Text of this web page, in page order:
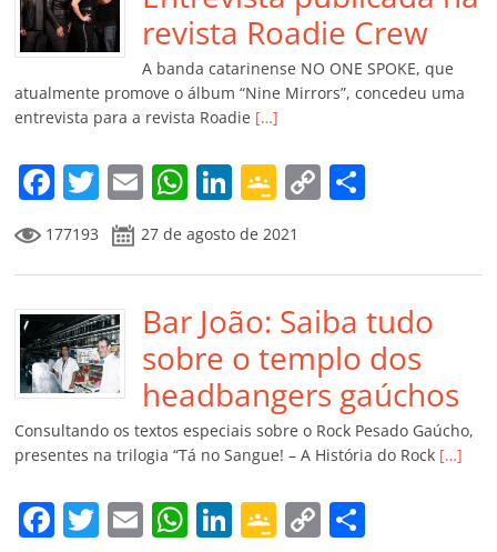
o
k
p a
ss
ro
o
m
k h
ar
revista Roadie Crew
A banda catarinense NO ONE SPOKE, que
atualmente promove o álbum “Nine Mirrors”, concedeu uma
entrevista para a revista Roadie […]
F
a
c
e
b
o
o
k
T
w
itt
er
E
m
ai
l
W
at
s
A
p
p
Li
n
k
e
dI
n
G
o
o
gl
e
Cl
a
ss
ro
o
m
C
y
Li
n
k
p
ar
til
h
ar
177193 27 de agosto de 2021
Bar João: Saiba tudo
sobre o templo dos
headbangers gaúchos
Consultando os textos especiais sobre o Rock Pesado Gaúcho,
presentes na trilogia “Tá no Sangue! – A História do Rock […]
F T E W Li G C